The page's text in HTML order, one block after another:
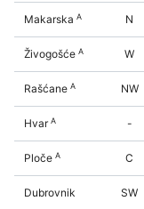
Makarska A N
Živogošće A W
Rašćane A NW
HvarA -
Ploče A C
Dubrovnik SW